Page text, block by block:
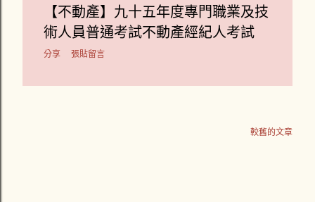
【不動產】九十五年度專門職業及技
術人員普通考試不動產經紀人考試
分享 張貼留言
較舊的文章